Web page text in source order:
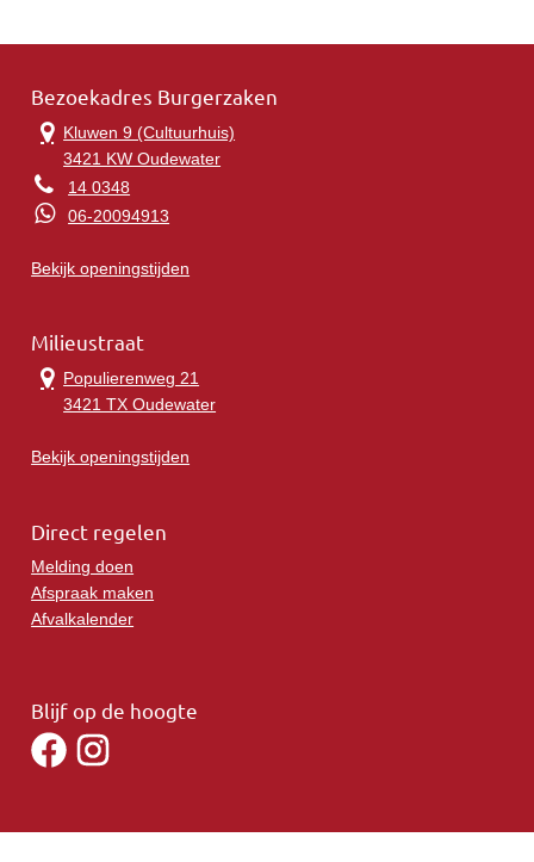
Bezoekadres Burgerzaken
Kluwen 9 (Cultuurhuis)
3421 KW Oudewater
14 0348
06-20094913
Bekijk openingstijden
Milieustraat
Populierenweg 21
3421 TX Oudewater
Bekijk openingstijden
Direct regelen
Melding doen
Afspraak maken
Afvalkalender
Blijf op de hoogte